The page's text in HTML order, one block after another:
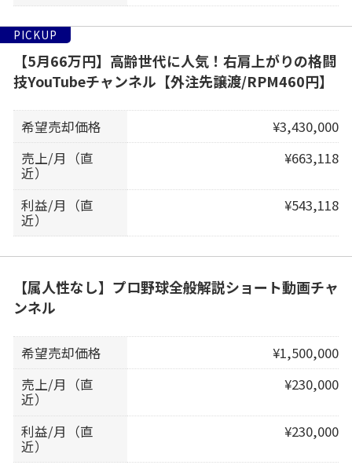
PICKUP
【5月66万円】高齢世代に人気！右肩上がりの格闘
技YouTubeチャンネル【外注先譲渡/RPM460円】
希望売却価格
¥3,430,000
売上/月（直
近）
¥663,118
利益/月（直
近）
¥543,118
【属人性なし】プロ野球全般解説ショート動画チャ
ンネル
希望売却価格
¥1,500,000
売上/月（直
近）
¥230,000
利益/月（直
近）
¥230,000